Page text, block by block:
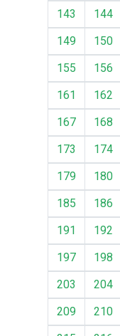
143
144
149
150
155
156
161
162
167
168
173
174
179
180
185
186
191
192
197
198
203
204
209
210